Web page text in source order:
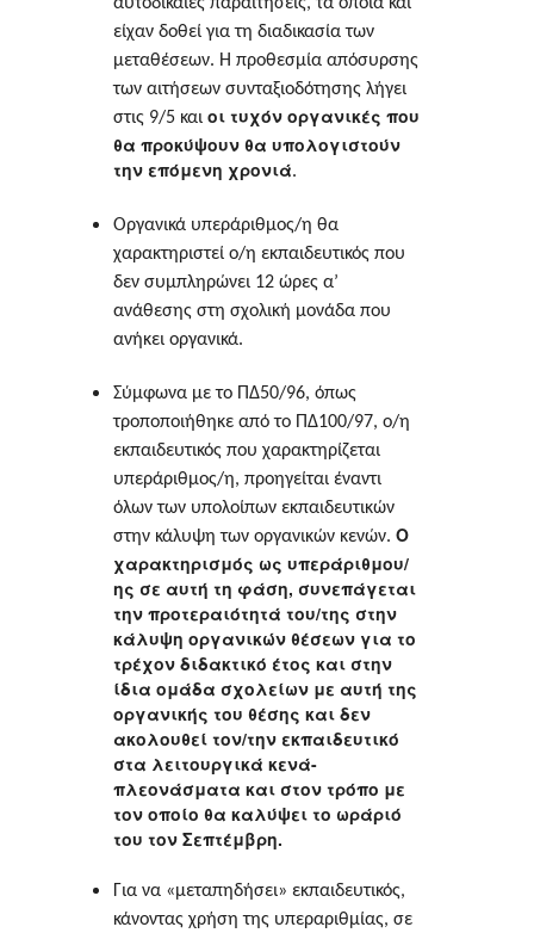
είχαν δοθεί για τη διαδικασία των
μεταθέσεων. Η προθεσμία απόσυρσης
των αιτήσεων συνταξιοδότησης λήγει
στις 9/5 και οι τυχόν οργανικές που
θα προκύψουν θα υπολογιστούν
την επόμενη χρονιά.
Οργανικά υπεράριθμος/η θα
χαρακτηριστεί ο/η εκπαιδευτικός που
δεν συμπληρώνει 12 ώρες α’
ανάθεσης στη σχολική μονάδα που
ανήκει οργανικά.
Σύμφωνα με το ΠΔ50/96, όπως
τροποποιήθηκε από το ΠΔ100/97, ο/η
εκπαιδευτικός που χαρακτηρίζεται
υπεράριθμος/η, προηγείται έναντι
όλων των υπολοίπων εκπαιδευτικών
στην κάλυψη των οργανικών κενών. Ο
χαρακτηρισμός ως υπεράριθμου/
ης σε αυτή τη φάση, συνεπάγεται
την προτεραιότητά του/της στην
κάλυψη οργανικών θέσεων για το
τρέχον διδακτικό έτος και στην
ίδια ομάδα σχολείων με αυτή της
οργανικής του θέσης και δεν
ακολουθεί τον/την εκπαιδευτικό
στα λειτουργικά κενά-
πλεονάσματα και στον τρόπο με
τον οποίο θα καλύψει το ωράριό
του τον Σεπτέμβρη.
Για να «μεταπηδήσει» εκπαιδευτικός,
κάνοντας χρήση της υπεραριθμίας, σε